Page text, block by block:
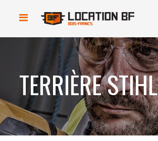
TERRIÈRE STIHL